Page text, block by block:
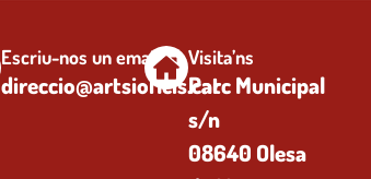
Escriu-nos un email
direccio@artsioficis.cat
Visita’ns
Parc Municipal
s/n
08640 Olesa